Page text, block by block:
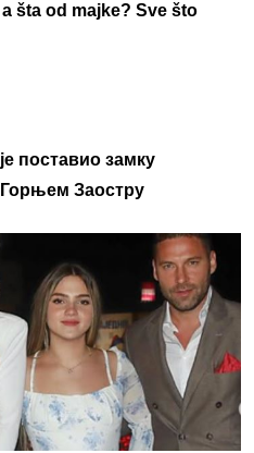
šta od majke? Sve što
поставио замку
Заостру